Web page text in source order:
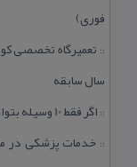
فوری)
::
سال سابقه
:: اگر فقط 10 وسیله بتوانید بخرید، اولویت با كدام تجهیزات است؟
:: خدمات پزشكی در